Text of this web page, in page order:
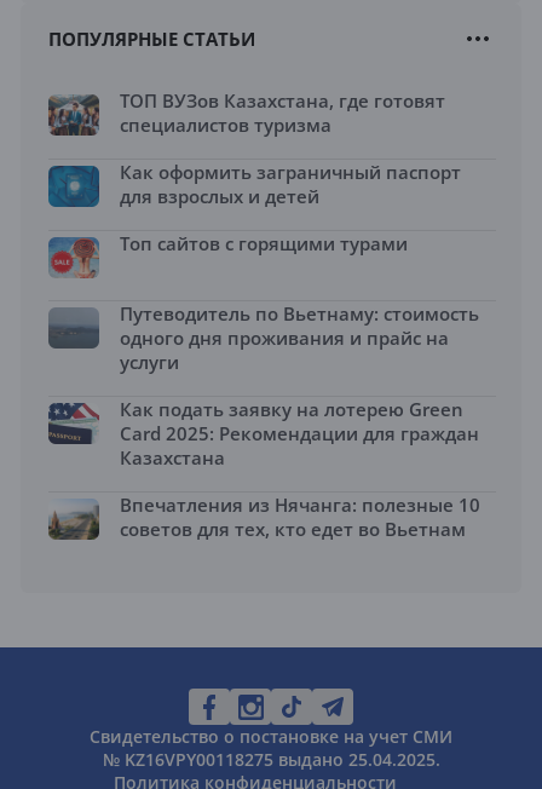
ПОПУЛЯРНЫЕ СТАТЬИ
ТОП ВУЗов Казахстана, где готовят
специалистов туризма
Как оформить заграничный паспорт
для взрослых и детей
Топ сайтов с горящими турами
Путеводитель по Вьетнаму: стоимость
одного дня проживания и прайс на
услуги
Как подать заявку на лотерею Green
Card 2025: Рекомендации для граждан
Казахстана
Впечатления из Нячанга: полезные 10
советов для тех, кто едет во Вьетнам
Свидетельство о постановке на учет СМИ
№ KZ16VPY00118275 выдано 25.04.2025.
Политика конфиденциальности